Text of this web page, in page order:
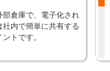
部倉庫で、電子化され
社内で簡単に共有する
トです。